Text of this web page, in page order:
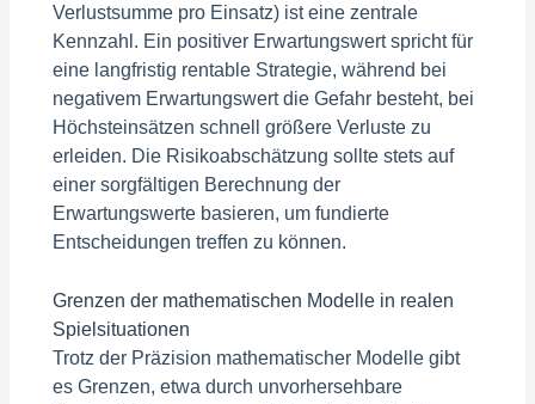
Verlustsumme pro Einsatz) ist eine zentrale
Kennzahl. Ein positiver Erwartungswert spricht für
eine langfristig rentable Strategie, während bei
negativem Erwartungswert die Gefahr besteht, bei
Höchsteinsätzen schnell größere Verluste zu
erleiden. Die Risikoabschätzung sollte stets auf
einer sorgfältigen Berechnung der
Erwartungswerte basieren, um fundierte
Entscheidungen treffen zu können.
Grenzen der mathematischen Modelle in realen
Spielsituationen
Trotz der Präzision mathematischer Modelle gibt
es Grenzen, etwa durch unvorhersehbare